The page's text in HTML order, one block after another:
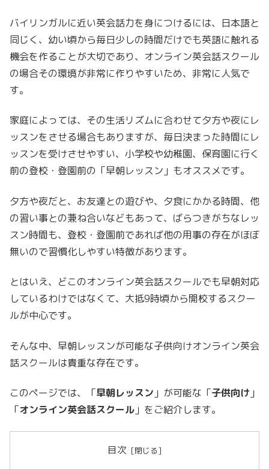
バイリンガルに近い英会話力を身につけるには、日本語と
同じく、幼い頃から毎日少しの時間だけでも英語に触れる
機会を作ることが大切であり、オンライン英会話スクール
の場合その環境が非常に作りやすいため、非常に人気で
す。
家庭によっては、その生活リズムに合わせて夕方や夜にレ
ッスンをさせる場合もありますが、毎日決まった時間にレ
ッスンを受けさせやすい、小学校や幼稚園、保育園に行く
前の登校・登園前の「早朝レッスン」もオススメです。
夕方や夜だと、お友達との遊びや、夕食にかかる時間、他
の習い事との兼ね合いなどもあって、ばらつきがちなレッ
スン時間も、登校・登園前であれば他の用事の存在がほぼ
無いので習慣化しやすい特徴があります。
とはいえ、どこのオンライン英会話スクールでも早朝対応
しているわけではなくて、大抵9時頃から開校するスクー
ルが中心です。
そんな中、早朝レッスンが可能な子供向けオンライン英会
話スクールは貴重な存在です。
このページでは、「早朝レッスン 」が可能な「子供向け 」
「オンライン英会話スクール 」をご紹介します。
目次